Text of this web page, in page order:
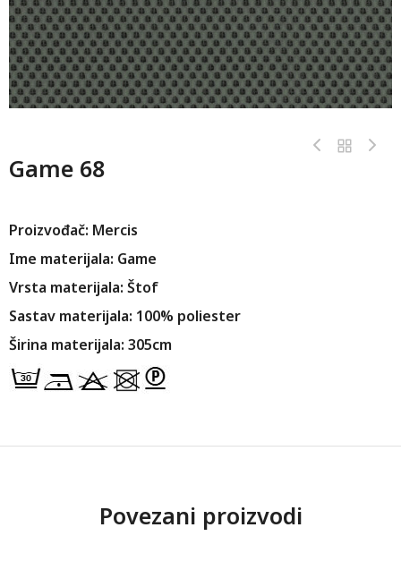
Game 68
Proizvođač: Mercis
Ime materijala: Game
Vrsta materijala: Štof
Sastav materijala: 100% poliester
Širina materijala: 305cm
Povezani proizvodi